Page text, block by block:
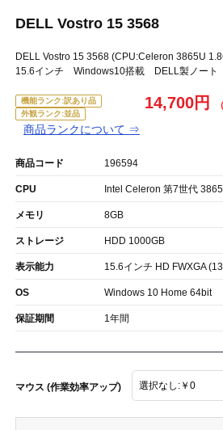
DELL Vostro 15 3568
DELL Vostro 15 3568 (CPU:Celeron 3865U
15.6インチ Windows10搭載 DELL製ノー
機能ランク:訳あり品
外観ランク:並品
商品ランクについて ⇒
14,700円
商品コード 196594
CPU Intel Celeron 第7世代
メモリ 8GB
ストレージ HDD 1000GB
表示能力 15.6インチ HD FWXGA
OS Windows 10 Home 64bit
保証期間 1年間
マウス (作業効率アップ)